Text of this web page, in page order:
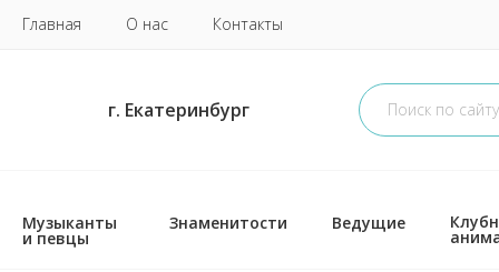
Главная О нас Контакты
г. Екатеринбург
Музыканты
и певцы
Знаменитости Ведущие